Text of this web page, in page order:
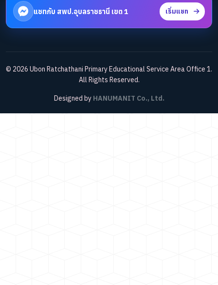
แชทกับ สพป.อุบลราชธานี เขต 1 เริ่มแชท
© 2026 Ubon Ratchathani Primary Educational Service Area Office 1.
All Rights Reserved.
Designed by HANUMANIT Co., Ltd.